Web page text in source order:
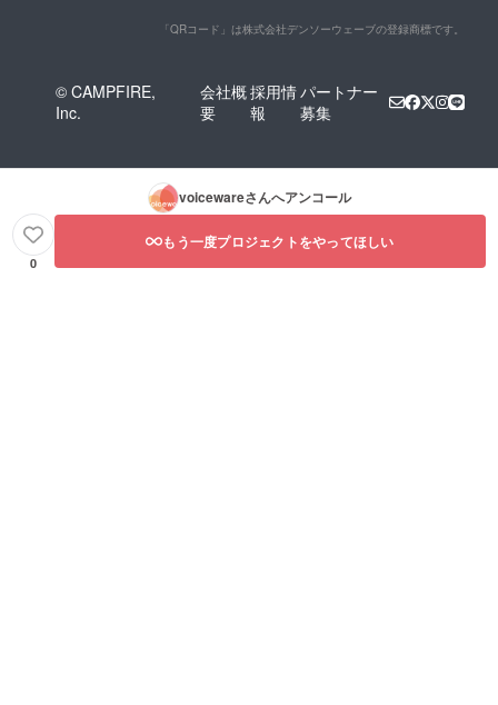
「QRコード」は株式会社デンソーウェーブの登録商標です。
© CAMPFIRE,
Inc.
会社概
要
採用情
報
パートナー
募集
voicewareさんへアンコール
0
もう一度プロジェクトをやってほしい